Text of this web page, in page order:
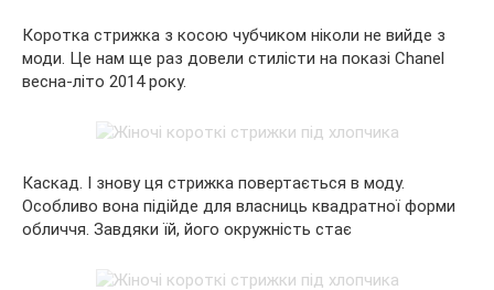
Коротка стрижка з косою чубчиком ніколи не вийде з
моди. Це нам ще раз довели стилісти на показі Chanel
весна-літо 2014 року.
Каскад. І знову ця стрижка повертається в моду.
Особливо вона підійде для власниць квадратної форми
обличчя. Завдяки їй, його окружність стає